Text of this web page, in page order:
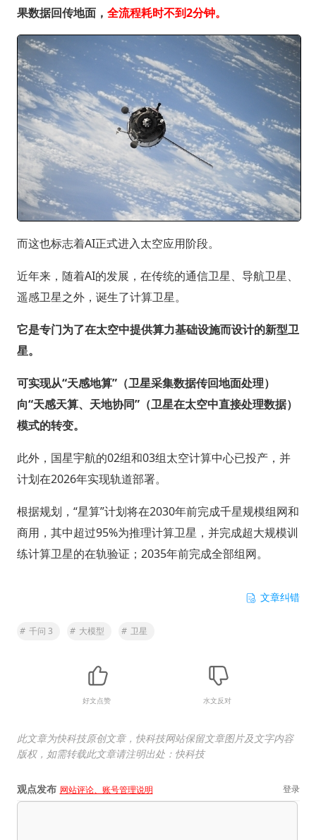
果数据回传地面， 全流程耗时不到2分钟。
而这也标志着AI正式进入太空应用阶段。
近年来，随着AI的发展，在传统的通信卫星、导航卫星、
遥感卫星之外，诞生了计算卫星。
它是专门为了在太空中提供算力基础设施而设计的新型卫
星。
可实现从“天感地算”（卫星采集数据传回地面处理）
向“天感天算、天地协同”（卫星在太空中直接处理数据）
模式的转变。
此外，国星宇航的02组和03组太空计算中心已投产，并
计划在2026年实现轨道部署。
根据规划，“星算”计划将在2030年前完成千星规模组网和
商用，其中超过95%为推理计算卫星，并完成超大规模训
练计算卫星的在轨验证；2035年前完成全部组网。
文章纠错
# 千问 3 # 大模型 # 卫星
好文点赞 水文反对
此文章为快科技原创文章，快科技网站保留文章图片及文字内容
版权，如需转载此文章请注明出处：快科技
观点发布 网站评论、账号管理说明 登录